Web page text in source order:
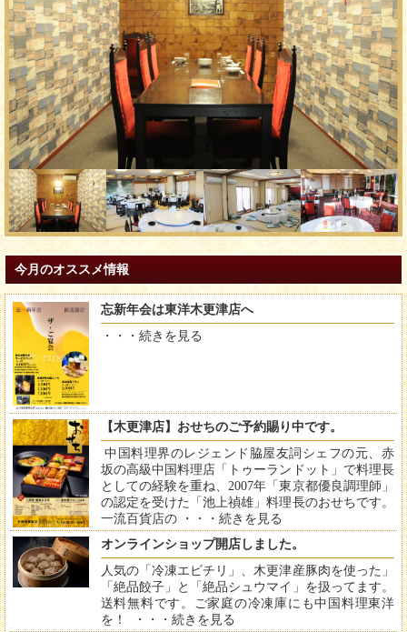
今月のオススメ情報
忘新年会は東洋木更津店へ
・・・ 続きを見る
【木更津店】おせちのご予約賜り中です。
中国料理界のレジェンド脇屋友詞シェフの元、赤
坂の高級中国料理店「トゥーランドット」で料理長
としての経験を重ね、2007年「東京都優良調理師」
の認定を受けた「池上禎雄」料理長のおせちです。
一流百貨店の ・・・ 続きを見る
オンラインショップ開店しました。
人気の「冷凍エビチリ」、木更津産豚肉を使った」
「絶品餃子」と「絶品シュウマイ」を扱ってます。
送料無料です。ご家庭の冷凍庫にも中国料理東洋
を！ ・・・ 続きを見る